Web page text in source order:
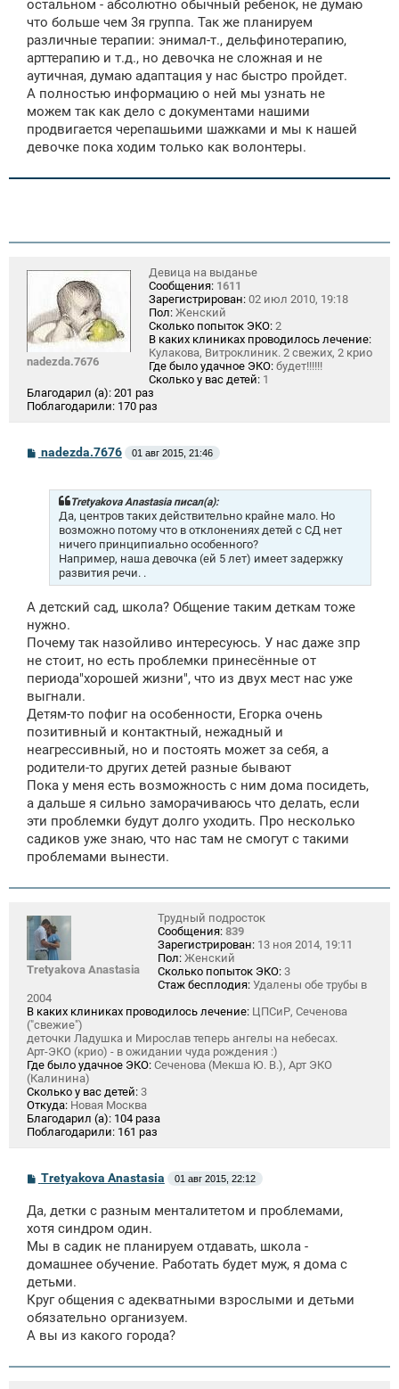
остальном - абсолютно обычный ребенок, не думаю
что больше чем 3я группа. Так же планируем
различные терапии: энимал-т., дельфинотерапию,
арттерапию и т.д., но девочка не сложная и не
аутичная, думаю адаптация у нас быстро пройдет.
А полностью информацию о ней мы узнать не
можем так как дело с документами нашими
продвигается черепашьими шажками и мы к нашей
девочке пока ходим только как волонтеры.
nadezda.7676
Девица на выданье
Сообщения: 1611
Зарегистрирован: 02 июл 2010, 19:18
Пол: Женский
Сколько попыток ЭКО: 2
В каких клиниках проводилось лечение:
Кулакова, Витроклиник. 2 свежих, 2 крио
Где было удачное ЭКО: будет!!!!!!
Сколько у вас детей: 1
Благодарил (а): 201 раз
Поблагодарили: 170 раз
Сnadezda.7676 01 авг 2015, 21:46
Tretyakova Anastasia писал(а):
Да, центров таких действительно крайне мало. Но
возможно потому что в отклонениях детей с СД нет
ничего принципиально особенного?
Например, наша девочка (ей 5 лет) имеет задержку
развития речи. .
А детский сад, школа? Общение таким деткам тоже
нужно.
Почему так назойливо интересуюсь. У нас даже зпр
не стоит, но есть проблемки принесённые от
периода"хорошей жизни", что из двух мест нас уже
выгнали.
Детям-то пофиг на особенности, Егорка очень
позитивный и контактный, нежадный и
неагрессивный, но и постоять может за себя, а
родители-то других детей разные бывают
Пока у меня есть возможность с ним дома посидеть,
а дальше я сильно заморачиваюсь что делать, если
эти проблемки будут долго уходить. Про несколько
садиков уже знаю, что нас там не смогут с такими
проблемами вынести.
Tretyakova Anastasia
Трудный подросток
Сообщения: 839
Зарегистрирован: 13 ноя 2014, 19:11
Пол: Женский
Сколько попыток ЭКО: 3
Стаж бесплодия: Удалены обе трубы в
2004
В каких клиниках проводилось лечение: ЦПСиР, Сеченова
("свежие")
деточки Ладушка и Мирослав теперь ангелы на небесах.
Арт-ЭКО (крио) - в ожидании чуда рождения :)
Где было удачное ЭКО: Сеченова (Мекша Ю. В.), Арт ЭКО
(Калинина)
Сколько у вас детей: 3
Откуда: Новая Москва
Благодарил (а): 104 раза
Поблагодарили: 161 раз
С
б
щ
е
н
и
Tretyakova Anastasia 01 авг 2015, 22:12
Да, детки с разным менталитетом и проблемами,
хотя синдром один.
Мы в садик не планируем отдавать, школа -
домашнее обучение. Работать будет муж, я дома с
детьми.
Круг общения с адекватными взрослыми и детьми
обязательно организуем.
А вы из какого города?